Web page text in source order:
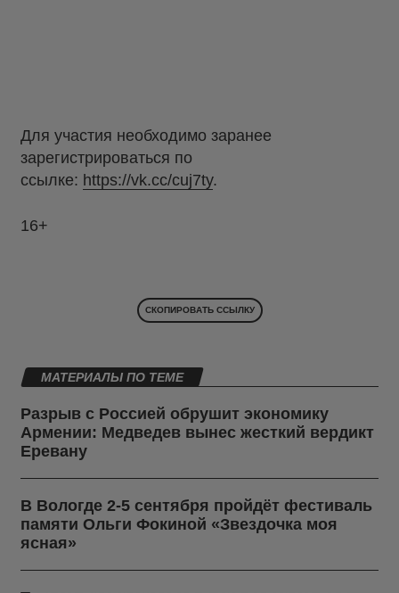
Для участия необходимо заранее
зарегистрироваться по
ссылке: https://vk.cc/cuj7ty.
16+
СКОПИРОВАТЬ ССЫЛКУ
МАТЕРИАЛЫ ПО ТЕМЕ
Разрыв с Россией обрушит экономику
Армении: Медведев вынес жесткий вердикт
Еревану
В Вологде 2-5 сентября пройдёт фестиваль
памяти Ольги Фокиной «Звездочка моя
ясная»